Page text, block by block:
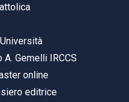
Gemelli IRCCS
online
editrice